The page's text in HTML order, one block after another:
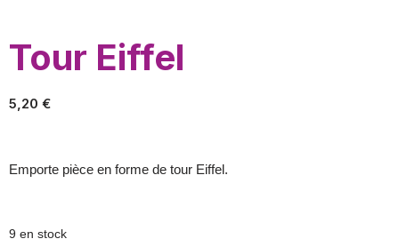
Tour Eiffel
5,20 €
Emporte pièce en forme de tour Eiffel.
9 en stock